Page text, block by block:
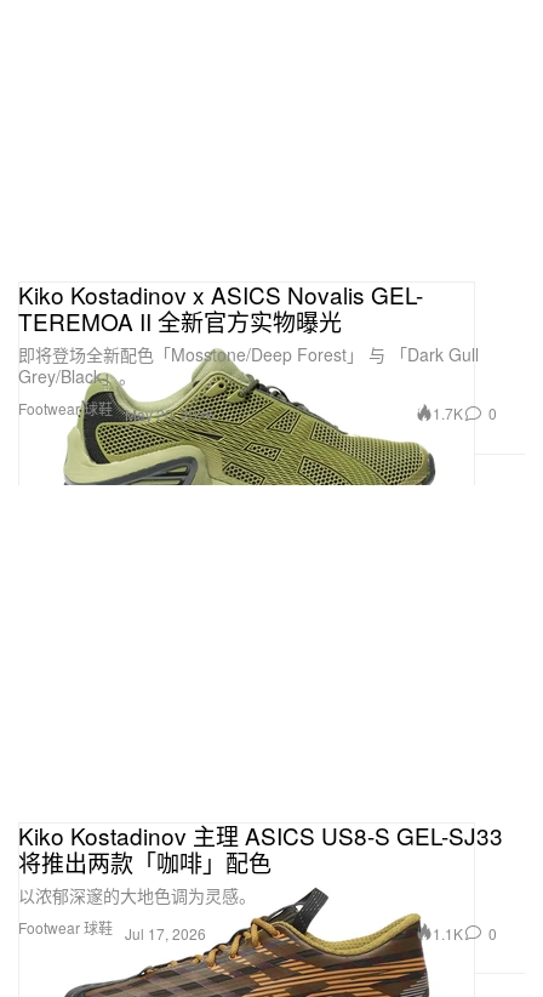
Footwear 球鞋
Kiko Kostadinov x ASICS Novalis GEL-
TEREMOA II 全新官方实物曝光
即将登场全新配色「Mosstone/Deep Forest」 与 「Dark Gull
Grey/Black」。
May 20, 2026 1.7K 0
Footwear 球鞋
Kiko Kostadinov 主理 ASICS US8-S GEL-SJ33
将推出两款「咖啡」配色
以浓郁深邃的大地色调为灵感。
Jul 17, 2026 1.1K 0